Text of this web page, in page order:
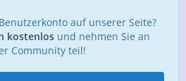
auf unserer Seite?
kostenlosund nehmen Sie an
Community teil!